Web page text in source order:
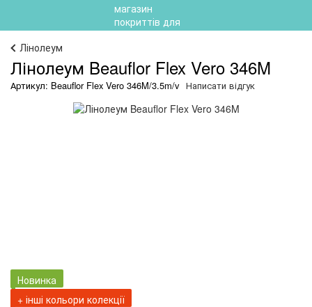
Лінолеум
Лінолеум Beauflor Flex Vero 346M
Артикул: Beauflor Flex Vero 346M/3.5m/v Написати відгук
Новинка
+ інші кольори колекції